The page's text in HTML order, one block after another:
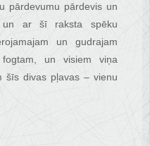
pārdevumu pārdevis un
un ar šī raksta spēku
un gudrajam
fogtam, un visiem viņa
šīs divas pļavas – vienu